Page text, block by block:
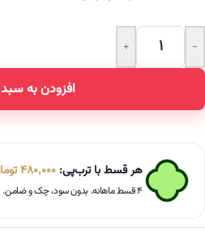
-
+
افزودن به
Alternative:
هر قسط با ترب‌پی: 480,000
۴ قسط ماهانه. بدون سود، چک و ضامن.